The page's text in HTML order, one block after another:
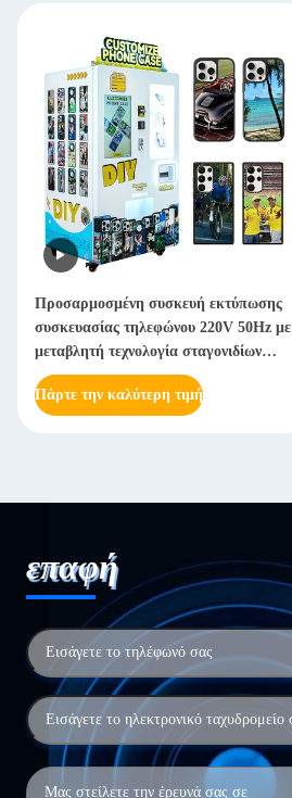
Προσαρμοσμένη συσκευή εκτύπωσης
συσκευασίας τηλεφώνου 220V 50Hz με
μεταβλητή τεχνολογία σταγονιδίων
μελάνης
Πάρτε την καλύτερη τιμή
επαφή